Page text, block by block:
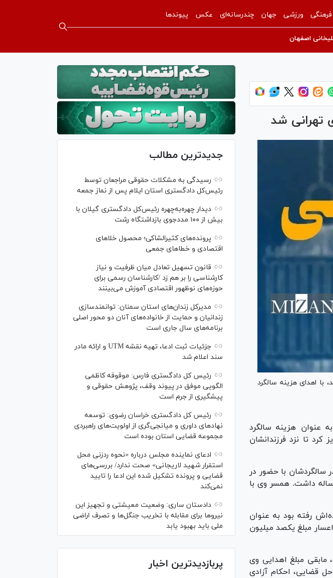
فرهنگی ورزشی جهان چندرسانه‌ای عکس پیوندها
اصفهان
با اهدای هزینه سالگرد
شود، ۳۷۵ میلیون تومان به عنوان هزینه سالگرد
تا نزد فرزندانشان
سالگردشان با حضور در
که فرزندی پنج ساله داشت. همسر وی با
رفته بود به عنوان
قبولی اعسار مبلغ یکصد میلیون
مابقی مبلغ اهدایی وی
قضایی، احکام آزادی
جدیدترین مطالب
رسیدگی به مشکلات حقوقی مراجعان توسط
رئیس‌کل دادگستری استان ایلام پس از نماز جمعه
دیدار چهره‌به‌چهره رئیس‌کل دادگستری گیلان با
بیش از ۱۰۰ مددجوی بازداشتگاه رشت
پرونده‌های کثیرالشاکی؛ محصول خلا‌های
اقتصادی و خطا‌های جمعی
قانون تسهیل تعادل میان ظرفیت و نیاز
کارشناسی را بر هم زد /کارشناسان رسمی برای
حوزه‌های نوظهور اقتصادی آموزش می‌بینند
مدیرکل زندان‌های استان سمنان: توانمندسازی
زندانیان و حمایت از خانواده‌های آنان دو محور اصلی
برنامه‌های سال جاری است
جزئیات ثبت ادعا، تهیه نقشه UTM و ارائه مادر
سند اعلام شد
رئیس کل دادگستری فارس: موقوفه کاظمی
الگویی موفق در پیوند وقف، پژوهش حقوقی و
پیشگیری از جرم است
رئیس کل دادگستری خراسان رضوی: توسعه
نهاد‌های داوری و میانجی‌گری از اولویت‌های راهبردی
مجموعه قضایی استان بوده است
ادعای نماینده مجلس درباره «نحوه ردزنی محل
استقرار شهید لاریجانی» صحت ندارد/ بررسی‌های
قضایی و پرونده تشکیل شده این ادعا را تایید
نمی‌کند
دادستان ساری: وضعیت معیشتی و تجهیز این
نیرو‌ها برای مقابله با تخریب جنگل‌ها و تصرف اراضی
ملی باید بهبود یابد
پربازدیدترین اخبار